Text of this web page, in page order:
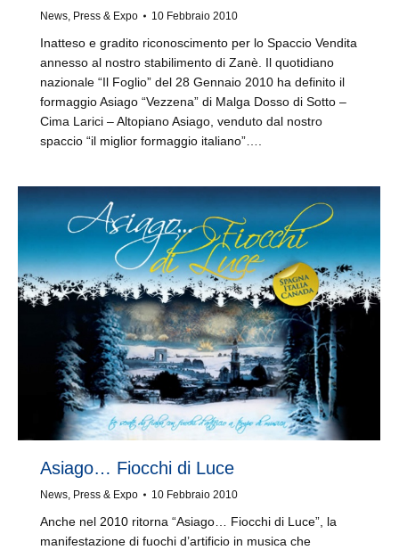
News, Press & Expo 10 Febbraio 2010
Inatteso e gradito riconoscimento per lo Spaccio Vendita
annesso al nostro stabilimento di Zanè. Il quotidiano
nazionale “Il Foglio” del 28 Gennaio 2010 ha definito il
formaggio Asiago “Vezzena” di Malga Dosso di Sotto –
Cima Larici – Altopiano Asiago, venduto dal nostro
spaccio “il miglior formaggio italiano”….
Asiago… Fiocchi di Luce
News, Press & Expo 10 Febbraio 2010
Anche nel 2010 ritorna “Asiago… Fiocchi di Luce”, la
manifestazione di fuochi d’artificio in musica che